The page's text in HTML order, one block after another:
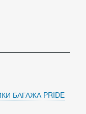
БАГАЖА PRIDE